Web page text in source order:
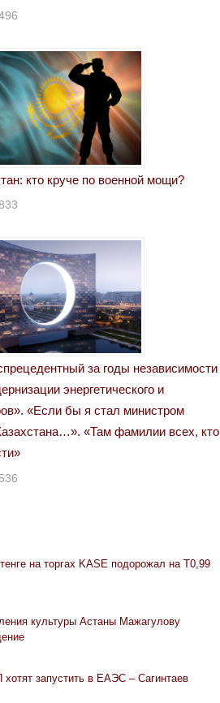
кто круче по военной мощи?
за годы независимости
энергетического и
«Если бы я стал министром
«Там фамилии всех, кто
на торгах KASE подорожал на Т0,99
культуры Астаны Мажагулову
запустить в ЕАЭС – Сагинтаев